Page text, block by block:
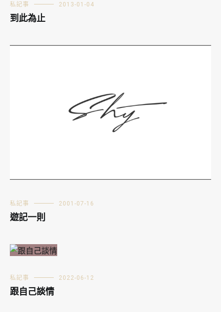
私記事 2013-01-04
到此為止
私記事 2001-07-16
遊記一則
私記事 2022-06-12
跟自己談情